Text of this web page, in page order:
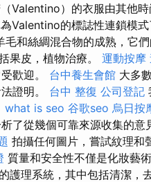
Valentino）的衣服由其他
Valentino的標誌性連鎖模式
和絲綢混合物的成熟，它
果皮，植物治療。 運動按摩
歡迎。 台中養生會館 大多
證明。 台中 整復 公司登記
what is seo 谷歌seo 烏日按
了從幾個可靠來源收集的意
拍攝任何圖片，嘗試紋理和
質量和安全性不僅是化妝藝
護理系統，其中包括清潔，